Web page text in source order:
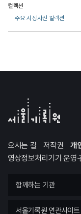
컬렉션
주요 시정사진 컬렉션
오시는 길 저작권
개
영상정보처리기기 운영·
함께하는 기관
서울기록원 연관사이트